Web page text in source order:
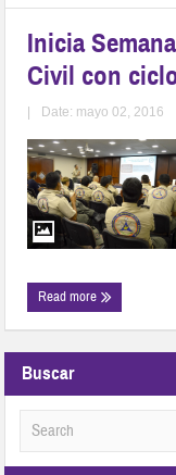
Inicia
Civil con
Date: mayo 02, 2016
Read more
Buscar